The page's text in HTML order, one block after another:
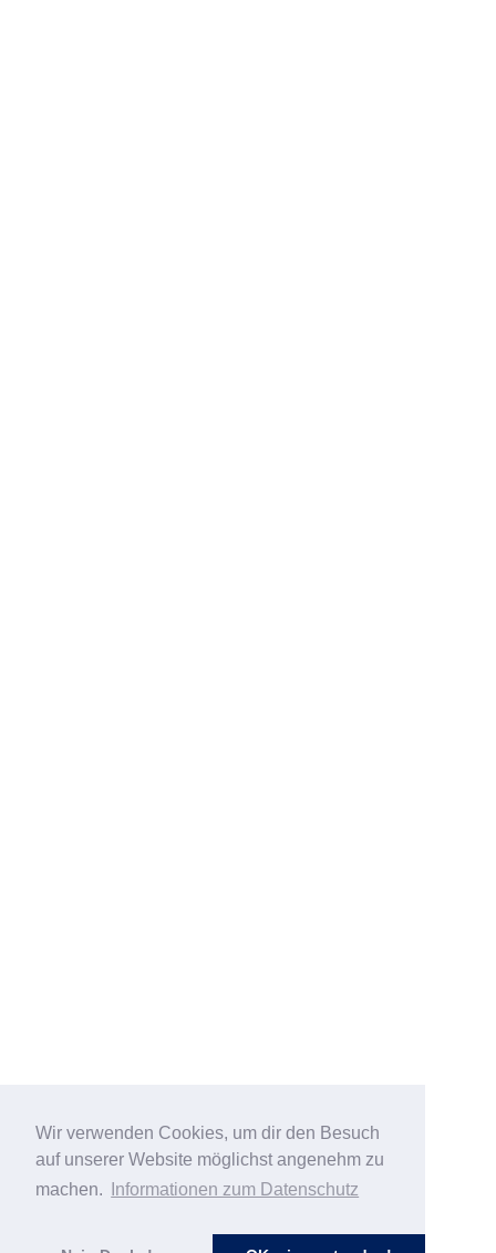
Wir verwenden Cookies, um dir den Besuch
auf unserer Website möglichst angenehm zu
machen.
Informationen zum Datenschutz